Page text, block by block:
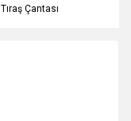
Tıraş Çantası